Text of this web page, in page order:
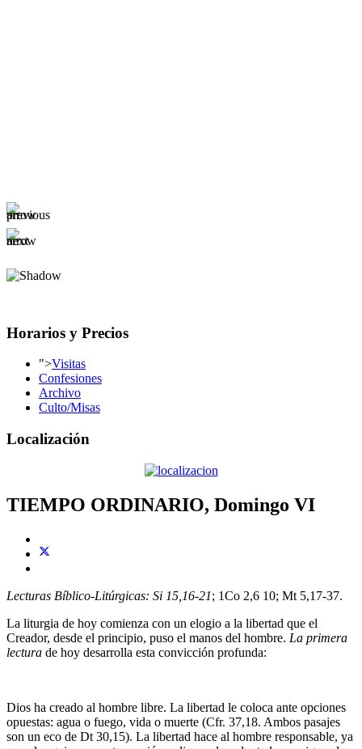
Horarios y Precios
">Visitas
Confesiones
Archivo
Culto/Misas
Localización
TIEMPO ORDINARIO, Domingo VI
Lecturas Bíblico-Litúrgicas: Si 15,16-21; 1Co 2,6 10; Mt 5,17-37.
La liturgia de hoy comienza con un elogio a la libertad que el
Creador, desde el principio, puso el manos del hombre. La primera
lectura de hoy desarrolla esta convicción profunda:
Dios ha creado al hombre libre. La libertad le coloca ante opciones
opuestas: agua o fuego, vida o muerte (Cfr. 37,18. Ambos pasajes
son un eco de Dt 30,15). La libertad hace al hombre responsable, ya